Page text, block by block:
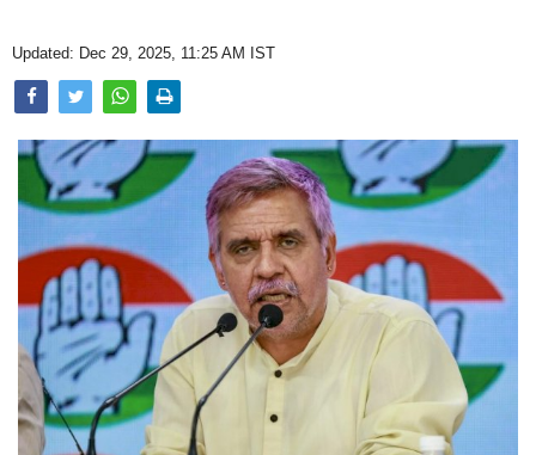
Health & Lifestyle
Photo Gallery
Home
Updated: Dec 29, 2025, 11:25 AM IST